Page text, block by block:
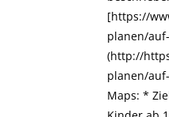
[https://
planen/
(http://
planen/
Maps: *